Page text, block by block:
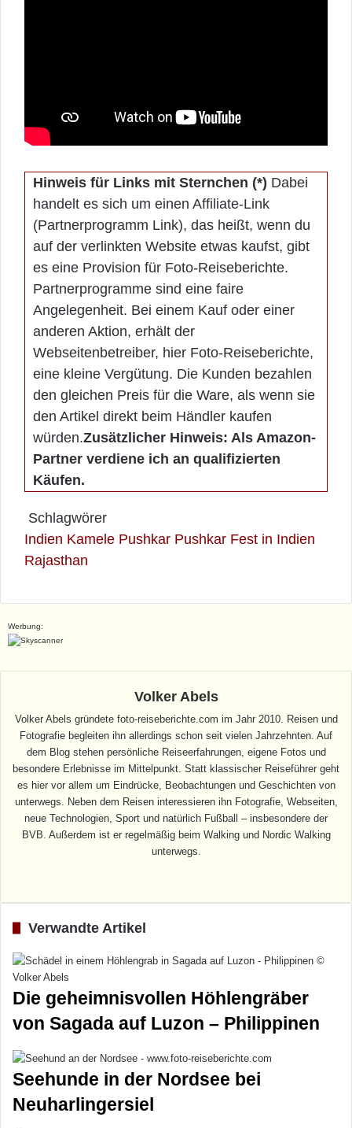
Hinweis für Links mit Sternchen (*) Dabei
handelt es sich um einen Affiliate-Link
(Partnerprogramm Link), das heißt, wenn du
auf der verlinkten Website etwas kaufst, gibt
es eine Provision für Foto-Reiseberichte.
Partnerprogramme sind eine faire
Angelegenheit. Bei einem Kauf oder einer
anderen Aktion, erhält der
Webseitenbetreiber, hier Foto-Reiseberichte,
eine kleine Vergütung. Die Kunden bezahlen
den gleichen Preis für die Ware, als wenn sie
den Artikel direkt beim Händler kaufen
würden.Zusätzlicher Hinweis: Als Amazon-
Partner verdiene ich an qualifizierten
Käufen.
Schlagwörer
Indien Kamele Pushkar Pushkar Fest in Indien
Rajasthan
Werbung:
Volker Abels
Volker Abels gründete foto-reiseberichte.com im Jahr 2010. Reisen und
Fotografie begleiten ihn allerdings schon seit vielen Jahrzehnten. Auf
dem Blog stehen persönliche Reiseerfahrungen, eigene Fotos und
besondere Erlebnisse im Mittelpunkt. Statt klassischer Reiseführer geht
es hier vor allem um Eindrücke, Beobachtungen und Geschichten von
unterwegs. Neben dem Reisen interessieren ihn Fotografie, Webseiten,
neue Technologien, Sport und natürlich Fußball – insbesondere der
BVB. Außerdem ist er regelmäßig beim Walking und Nordic Walking
unterwegs.
Verwandte Artikel
Die geheimnisvollen Höhlengräber
von Sagada auf Luzon – Philippinen
Seehunde in der Nordsee bei
Neuharlingersiel